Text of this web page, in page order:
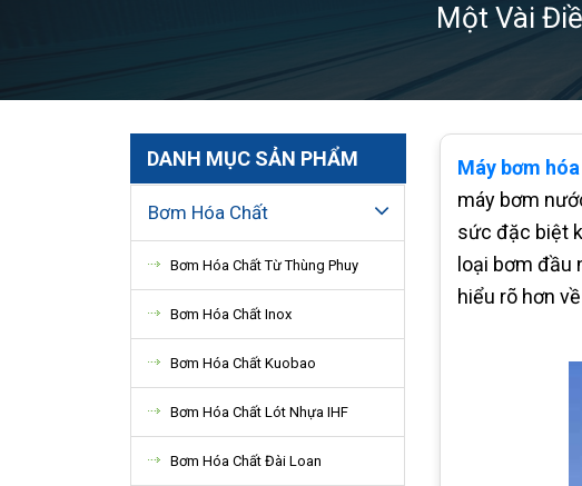
Một Vài
DANH MỤC SẢN PHẨM
Bơm Hóa Chất
Bơm Hóa Chất Từ Thùng Phuy
Bơm Hóa Chất Inox
Bơm Hóa Chất Kuobao
Bơm Hóa Chất Lót Nhựa IHF
Bơm Hóa Chất Đài Loan
Máy bơm
máy bơm
sức đặc biệt
loại bơm đầu
hiểu rõ hơn